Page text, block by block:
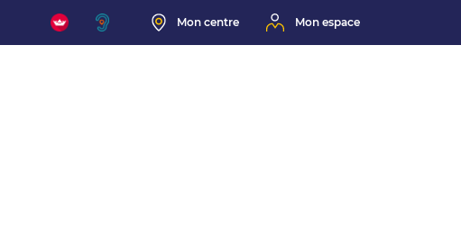
Mon centre Mon espace